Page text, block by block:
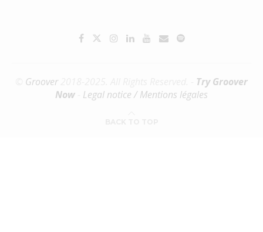
Groover2018-2025. All Rights Reserved. - Try Groover
Now
Legal notice / Mentions légales